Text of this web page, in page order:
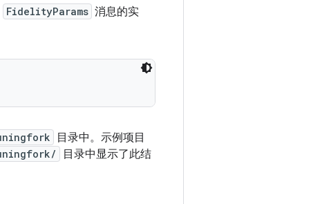
FidelityParams 消息的实
目录中。示例项目
目录中显示了此结